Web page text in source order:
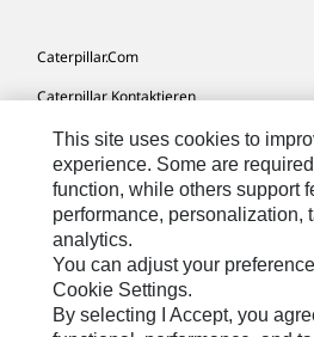
Caterpillar.com
Caterpillar Kontaktieren
Meine Marketing-Präferenzen
Seitenübersicht
Cookie Settings
Rechtliche Hinweise
Datenschutz
This site uses cookies to
experience. Some are
function, while others support
performance, personalization,
analytics.
You can adjust your
Cookie Settings.
By selecting I Accept, you